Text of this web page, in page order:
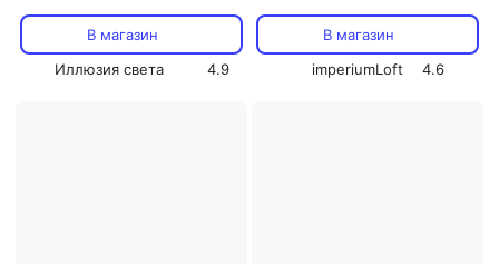
В магазин
Иллюзия света
4.9
черный Цвет плафонов
черный
В магазин
imperiumLoft
4.6